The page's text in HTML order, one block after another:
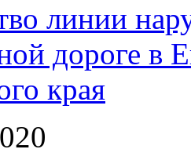
линии
дороге в
края